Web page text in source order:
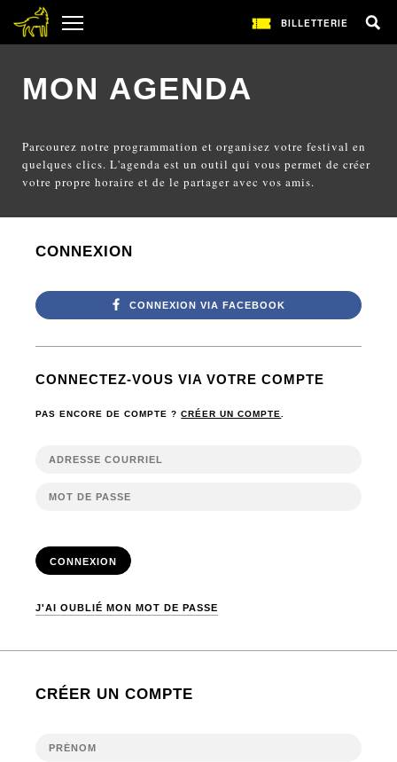
BILLETTERIE
MON AGENDA
Parcourez notre programmation et organisez votre festival en
quelques clics. L'agenda est un outil qui vous permet de créer
votre propre horaire et de le partager avec vos amis.
CONNEXION
CONNEXION VIA FACEBOOK
CONNECTEZ-VOUS VIA VOTRE COMPTE
PAS ENCORE DE COMPTE ?CRÉER UN COMPTE
CONNEXION
J'AI OUBLIÉ MON MOT DE PASSE
CRÉER UN COMPTE